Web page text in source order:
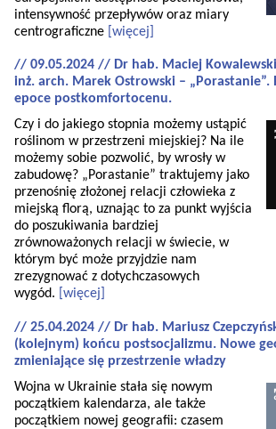
intensywność przepływów oraz miary
centrograficzne [więcej]
// 09.05.2024 // Dr hab. Maciej
inż. arch. Marek Ostrowski – „Porastanie”.
epoce postkomfortocenu.
Czy i do jakiego stopnia możemy ustąpić
roślinom w przestrzeni miejskiej? Na ile
możemy sobie pozwolić, by wrosły w
zabudowę? „Porastanie” traktujemy jako
przenośnię złożonej relacji człowieka z
miejską florą, uznając to za punkt wyjścia
do poszukiwania bardziej
zrównoważonych relacji w świecie, w
którym być może przyjdzie nam
zrezygnować z dotychczasowych
wygód.
[więcej]
// 25.04.2024 // Dr hab. Mariusz
(kolejnym) końcu postsocjalizmu. Nowe
zmieniające się przestrzenie władzy
Wojna w Ukrainie stała się nowym
początkiem kalendarza, ale także
początkiem nowej geografii: czasem